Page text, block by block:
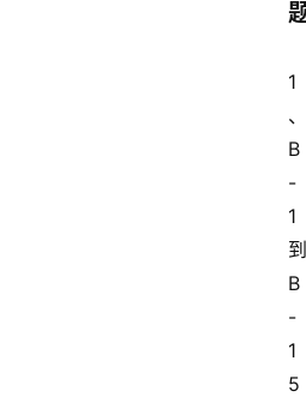
1
、
B
-
1
到
B
-
1
5